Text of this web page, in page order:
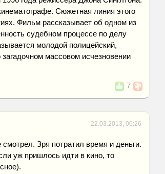
Сюжетная линия этого
Фильм рассказывает об одном из
судебном процессе по делу
молодой полицейский,
массовом исчезновении
7
22.03.2013, 06:26
Зря потратил время и деньги.
уж пришлось идти в кино, то